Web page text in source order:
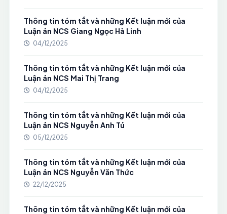
Thông tin tóm tắt và những Kết luận mới của
Luận án NCS Giang Ngọc Hà Linh
04/12/2025
Thông tin tóm tắt và những Kết luận mới của
Luận án NCS Mai Thị Trang
04/12/2025
Thông tin tóm tắt và những Kết luận mới của
Luận án NCS Nguyễn Anh Tú
05/12/2025
Thông tin tóm tắt và những Kết luận mới của
Luận án NCS Nguyễn Văn Thức
22/12/2025
Thông tin tóm tắt và những Kết luận mới của